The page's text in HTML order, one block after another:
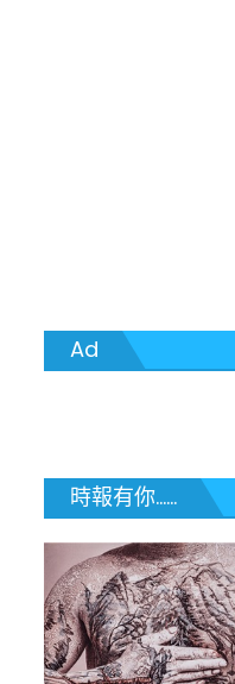
Ad
時報有你......